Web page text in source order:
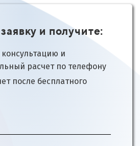
и получите:
и
расчет по телефону
после бесплатного